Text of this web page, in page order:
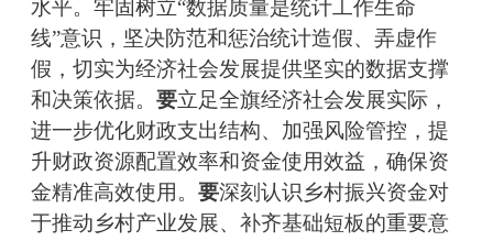
水平。牢固树立“数据质量是统计工作生命
线”意识，坚决防范和惩治统计造假、弄虚作
假，切实为经济社会发展提供坚实的数据支撑
和决策依据。 要立足全旗经济社会发展实际，
进一步优化财政支出结构、加强风险管控，提
升财政资源配置效率和资金使用效益，确保资
金精准高效使用。 要深刻认识乡村振兴资金对
于推动乡村产业发展、补齐基础短板的重要意